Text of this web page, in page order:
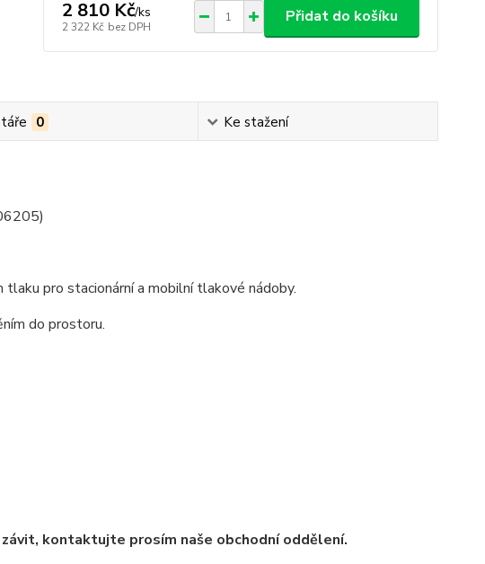
2 810 Kč/ks
2 322 Kč bez DPH
Přidat do košíku
0 Ke stažení
pro stacionární a mobilní tlakové nádoby.
do prostoru.
kontaktujte prosím naše obchodní oddělení.